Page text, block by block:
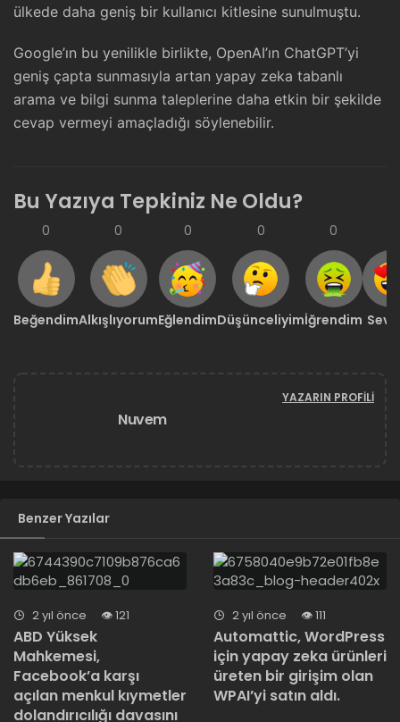
ülkede daha geniş bir kullanıcı kitlesine sunulmuştu.
Google’ın bu yenilikle birlikte, OpenAI’ın ChatGPT’yi
geniş çapta sunmasıyla artan yapay zeka tabanlı
arama ve bilgi sunma taleplerine daha etkin bir şekilde
cevap vermeyi amaçladığı söylenebilir.
Bu Yazıya Tepkiniz Ne Oldu?
0
Beğendim
0
Alkışlıyorum
0
Eğlendim
0
Düşünceliyim
0
İğrendim
Nuvem
YAZARIN PROFILI
Benzer Yazılar
2 yıl önce 121
ABD Yüksek
Mahkemesi,
Facebook’a karşı
açılan menkul kıymetler
dolandırıcılığı davasını
2 yıl önce 111
Automattic, WordPress
için yapay zeka ürünleri
üreten bir girişim olan
WPAI’yi satın aldı.